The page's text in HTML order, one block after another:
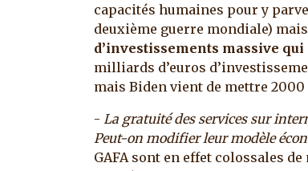
capacités humaines pour y
deuxième guerre mondiale)
d’investissements massive qui
milliards d’euros
mais Biden vient de mettre
- La gratuité des services sur
Peut-on modifier leur modèle
GAFA sont en effet colossales